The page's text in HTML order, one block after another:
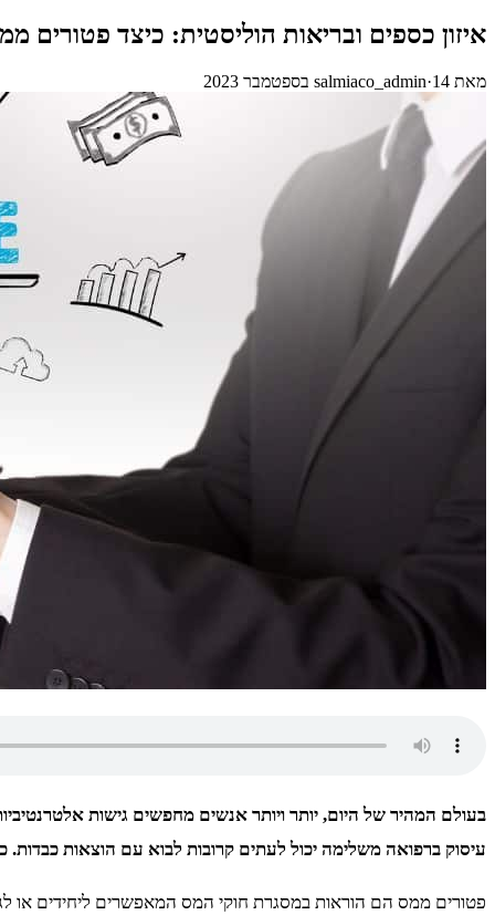
איזון כספים ובריאות הוליסטית: כיצד
מאת salmiaco_admin·14 בספטמבר 2023
בעולם המהיר של היום, יותר ויותר אנשים מחפשים גישות
עיסוק ברפואה משלימה יכול לעתים קרובות לבוא עם הוצאות כבדות.
פטורים ממס הם הוראות במסגרת חוקי המס המאפשרים ליחידים או